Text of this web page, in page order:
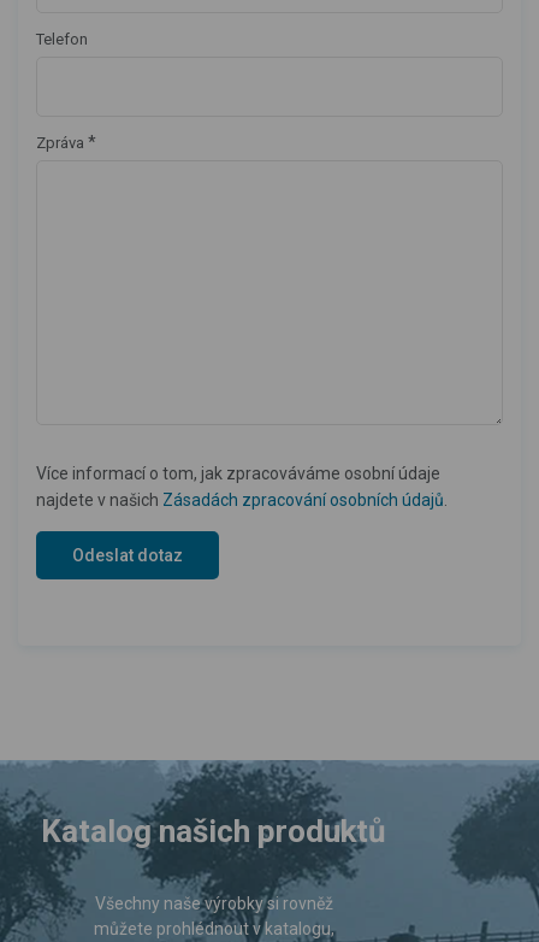
Telefon
Zpráva *
Více informací o tom, jak zpracováváme osobní údaje
najdete v našich Zásadách zpracování osobních údajů
Katalog našich produktů
Všechny naše výrobky si rovněž
můžete prohlédnout v katalogu,